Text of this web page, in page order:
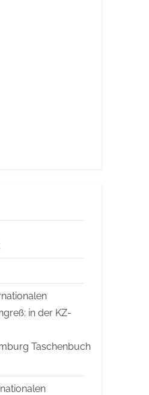
in der KZ-
Taschenbuch